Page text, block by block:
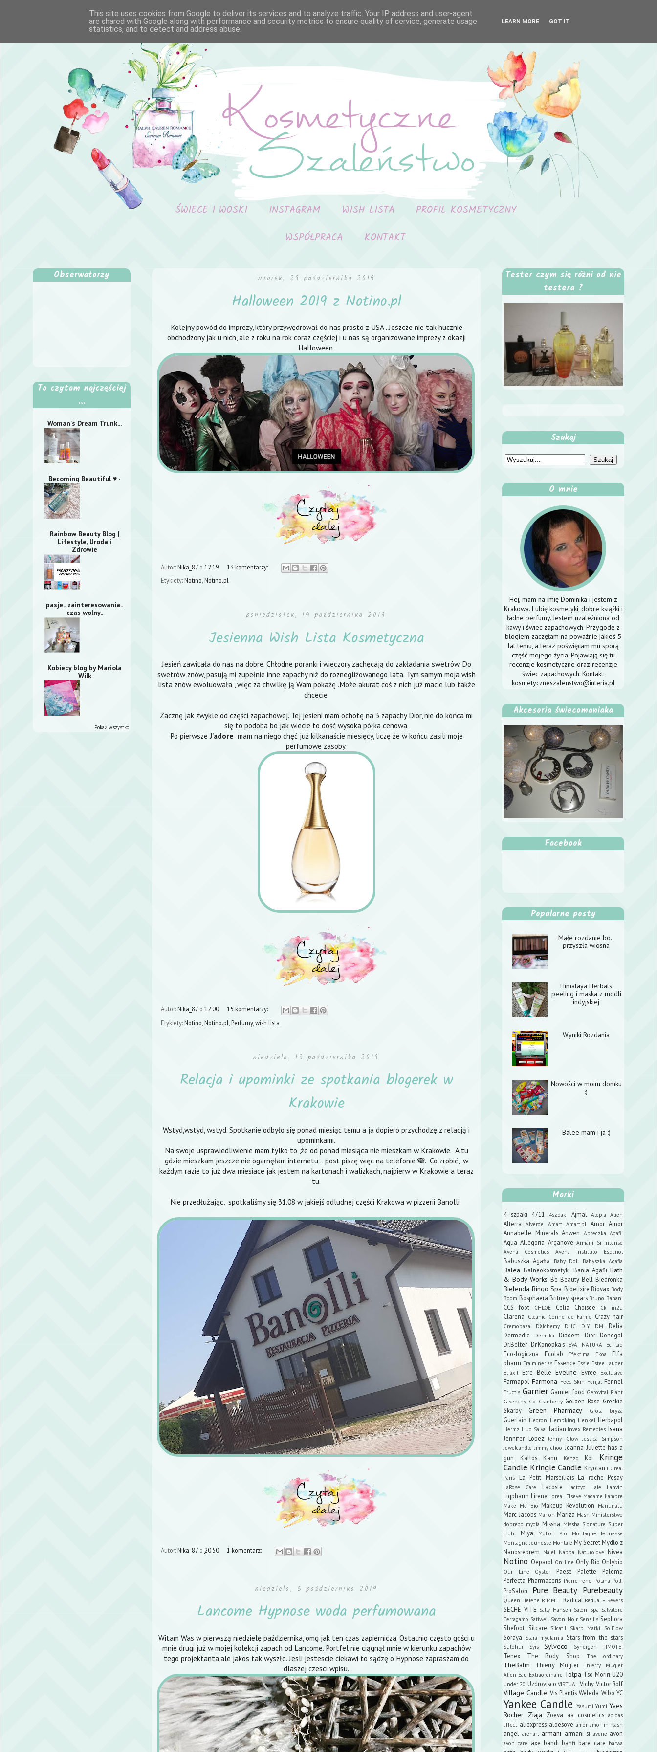
ŚWIECE I WOSKI INSTAGRAM WISH LISTA
PROFIL KOSMETYCZNY
WSPÓŁPRACA
KONTAKT
wtorek, 29 października 2019
Halloween 2019 z Notino.pl
Kolejny powód do imprezy, który przywędrował do nas prosto z USA . Jeszcze nie tak hucznie
obchodzony jak u nich, ale z roku na rok coraz częściej i u nas są organizowane imprezy z okazji
Halloween.
Autor:Nika_87 o 12:19
13 komentarzy:
Etykiety:Notino Notino.pl
poniedziałek, 14 października 2019
Jesienna Wish Lista Kosmetyczna
Jesień zawitała do nas na dobre. Chłodne poranki i wieczory zachęcają do zakładania swetrów. Do
swetrów znów, pasują mi zupełnie inne zapachy niż do roznegliżowanego lata. Tym samym moja wish
lista znów ewoluowała , więc za chwilkę ją Wam pokażę .Może akurat coś z nich już macie lub także
chcecie.
Zacznę jak zwykle od części zapachowej. Tej jesieni mam ochotę na 3 zapachy Dior, nie do końca mi
się to podoba bo jak wiecie to dość wysoka półka cenowa.
Po pierwszeJ'adore mam na niego chęć już kilkanaście miesięcy, liczę że w końcu zasili moje
perfumowe zasoby.
Autor:Nika_87 o 12:00
15 komentarzy:
Etykiety:Notino Notino.pl Perfumy, wish lista
niedziela, 13 października 2019
Relacja i upominki ze spotkania blogerek w
Krakowie
Wstyd,wstyd, wstyd. Spotkanie odbyło się ponad miesiąc temu a ja dopiero przychodzę z relacją i
upominkami.
Na swoje usprawiedliwienie mam tylko to ,że od ponad miesiąca nie mieszkam w Krakowie. A tu
gdzie mieszkam jeszcze nie ogarnęłam internetu .. post piszę więc na telefonie 🙈. Co zrobić, w
każdym razie to już dwa miesiace jak jestem na kartonach i walizkach, najpierw w Krakowie a teraz
tu.
Nie przedłużając, spotkaliśmy się 31.08 w jakiejś odludnej części Krakowa w pizzerii Banolli.
Autor:Nika_87 o 20:50 1 komentarz:
niedziela, 6 października 2019
Lancome Hypnose woda perfumowana
Witam Was w pierwszą niedzielę października, omg jak ten czas zapiernicza. Ostatnio często gości u
mnie drugi już w mojej kolekcji zapach od Lancome. Portfel nie ciągnął mnie w kierunku zapachów
tego projektanta,ale jakos tak wyszło. Jesli jestescie ciekawi to sądzę o Hypnose zapraszam do
dlaszej czesci wpisu.
Obserwatorzy
To czytam najczęściej
...
Woman's Dream Trunk...
Becoming Beautiful ♥ ·
Rainbow Beauty Blog |
Lifestyle, Uroda i
Zdrowie
pasje.. zainteresowania..
czas wolny..
Kobiecy blog by Mariola
Wilk
Pokaż wszystko
Tester czym się różni od nie
testera ?
Szukaj
O mnie
Hej, mam na imię Dominika i jestem z
Krakowa. Lubię kosmetyki, dobre książki i
ładne perfumy. Jestem uzależniona od
kawy i świec zapachowych. Przygodę z
blogiem zaczęłam na poważnie jakieś 5
lat temu, a teraz poświęcam mu sporą
część mojego życia. Pojawiają się tu
recenzje kosmetyczne oraz recenzje
świec zapachowych. Kontakt:
kosmetyczneszalenstwo@interia.pl
Akcesoria świecomaniaka
Facebook
Popularne posty
Małe rozdanie bo..
przyszła wiosna
Himalaya Herbals
peeling i maska z modli
indyjskiej
Wyniki Rozdania
Nowości w moim domku
:)
Balee mam i ja :)
Marki
4 szpaki 4711 4szpaki Ajmal Alepia Alien
Alterra Alverde Amart Amart.pl
Amor Amor
Annabelle Minerals Anwen Apteczka Agafii
Aqua Allegoria Arganove Armani Si Intense
Avena Cosmetics
Avena Instituto Espanol
Babuszka Agafia Baby Doll Babyszka Agafia
Balea Balneokosmetyki Bania Agafii Bath
& Body Works Be Beauty Bell Biedronka
Bielenda Bingo Spa Bioelixire Biovax Body
Boom Bosphaera Britney spears Bruno Banani
CCS foot CHLOE Celia Choisee Ck in2u
Clarena Cleanic Corine de Farme Crazy hair
Cremobaza D'alchemy DHC DIY DM
Delia
Dermedic
Dermika Diadem Dior
Donegal
Dr.Belter Dr.Konopka's EVA NATURA Ec lab
Eco-logiczna Ecolab Efektima Ekoa
Elfa
pharm Era minerlas Essence Essie Estee Lauder
Etiaxil
Etre Belle Eveline Evree Exclusive
Farmapol Farmona Feed Skin Fenjal Fennel
Fructis Garnier Garnier food Gerovital Plant
Givenchy Go Cranberry Golden Rose Greckie
Skarby
Green Pharmacy Grota bryza
Guerlain Hegron Hempking Henkel Herbapol
Hermz Hud Salva Iladian Invex Remedies Isana
Jennifer Lopez Jenny Glow Jessica Simpson
Jewelcandle Jimmy choo Joanna Juliette has a
gun
Kallos Kanu Kenzo Koi
Kringe
Candle Kringle Candle Kryolan L'Oreal
Paris
La Petit Marseiliais La roche Posay
LaRose Care Lacoste Lactcyd Lale Lanvin
Liqpharm Lirene Loreal Elseve Madame Lambre
Make Me Bio Makeup Revolution Manunatu
Marc Jacobs Marion Mariza Mash Ministerstwo
dobrego mydła Missha Missha Signature Super
Light
Miya Mollon Pro
Montagne Jennesse
Montagne Jeunesse Montale My Secret Mydło z
Nanosrebrem
Najel Nappa Naturolove Nivea
Notino Oeparol On line Only Bio Onlybio
Our Line Oyster Paese Palette
Paloma
Perfecta Pharmaceris Pierre rene Polana Polli
ProSalon Pure Beauty Purebeauty
Queen Helene RIMMEL Radical Redual + Revers
SECHE VITE Sally Hansen Salon Spa Salvatore
Ferragamo Satiwell Savon Noir Sensilis Sephora
Shefoot Silcare Silcatil Skarb Matki So!Flow
Soraya Stara mydlarnia Stars from the stars
Sulphur Syis Sylveco Synergen TIMOTEI
Tenex The Body Shop The ordinary
TheBalm Thierry Mugler
Thierry Mugler
Alien Eau Extraordinaire Tołpa Tso Moriri U20
Under 20 Uzdrovisco VIRTUAL Vichy Victor Rolf
Village Candle Vis Plantis Weleda Wibo YC
Yankee Candle Yasumi Yumi Yves
Rocher Ziaja Zoeva aa cosmetics adidas
affect aliexpress aloesove amor amor in flash
angel arenart armani armani si avene avon
avon care axe bandi banfi bare care barwa
This site uses cookies from Google to deliver its services and to analyze traffic. Your IP address and user-agent
are shared with Google along with performance and security metrics to ensure quality of service, generate usage
statistics, and to detect and address abuse.
LEARN MORE GOT IT